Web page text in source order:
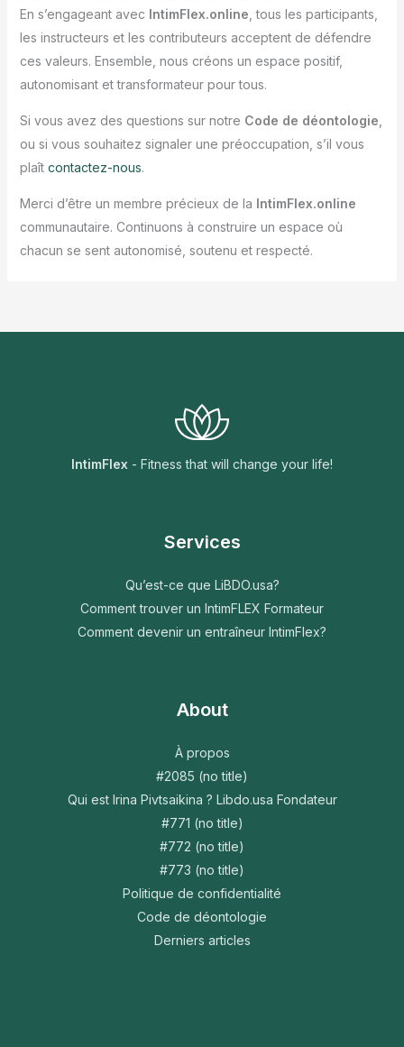
En s’engageant avec IntimFlex.online , tous les participants,
les instructeurs et les contributeurs acceptent de défendre
ces valeurs. Ensemble, nous créons un espace positif,
autonomisant et transformateur pour tous.
Si vous avez des questions sur notre Code de déontologie
ou si vous souhaitez signaler une préoccupation, s’il vous
plaît contactez-nous.
Merci d’être un membre précieux de la IntimFlex.online
communautaire. Continuons à construire un espace où
chacun se sent autonomisé, soutenu et respecté.
IntimFlex - Fitness that will change your life!
Services
Qu’est-ce que LiBDO.usa?
Comment trouver un IntimFLEX Formateur
Comment devenir un entraîneur IntimFlex?
About
À propos
#2085 (no title)
Qui est Irina Pivtsaikina ? Libdo.usa Fondateur
#771 (no title)
#772 (no title)
#773 (no title)
Politique de confidentialité
Code de déontologie
Derniers articles